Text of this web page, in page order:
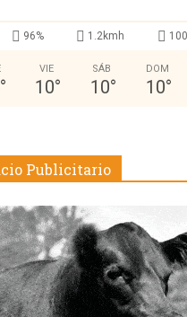
96% 1.2kmh
°
VIE
10°
SÁB
10°
DOM
10°
Publicitario